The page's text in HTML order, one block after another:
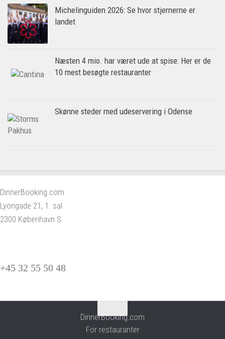
Michelinguiden 2026: Se hvor stjernerne er
landet
Næsten 4 mio. har været ude at spise: Her er de
10 mest besøgte restauranter
Skønne steder med udeservering i Odense
DinnerBooking.com
Lyongade 21, 1. sal
2300 København S.
+45 32 55 50 48
DinnerBooking.com
For restauranter